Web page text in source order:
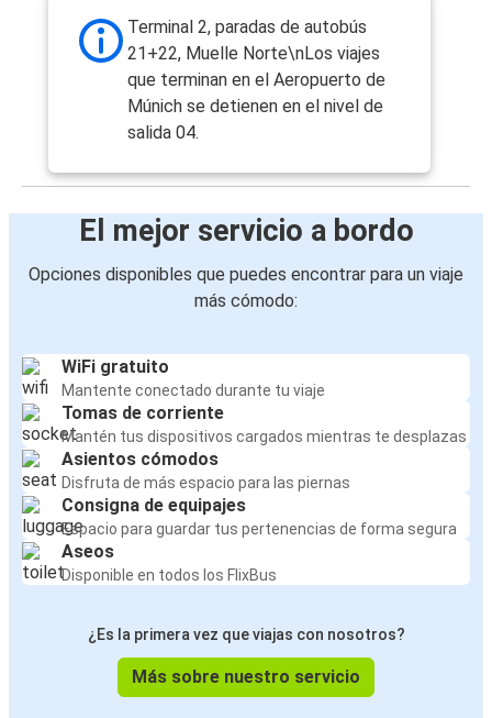
Terminal 2, paradas de autobús
21+22, Muelle Norte\nLos viajes
que terminan en el Aeropuerto de
Múnich se detienen en el nivel de
salida 04.
El mejor servicio a bordo
Opciones disponibles que puedes encontrar para un viaje
más cómodo:
WiFi gratuito
Mantente conectado durante tu viaje
Tomas de corriente
Mantén tus dispositivos cargados mientras te desplazas
Asientos cómodos
Disfruta de más espacio para las piernas
Consigna de equipajes
Espacio para guardar tus pertenencias de forma segura
Aseos
Disponible en todos los FlixBus
¿Es la primera vez que viajas con nosotros?
Más sobre nuestro servicio